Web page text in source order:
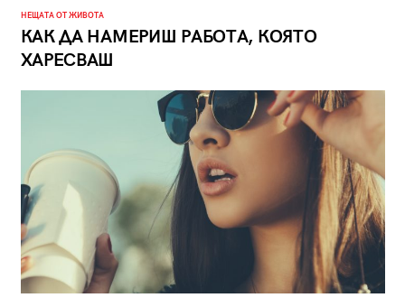
НЕЩАТА ОТ ЖИВОТА
КАК ДА НАМЕРИШ РАБОТА, КОЯТО
ХАРЕСВАШ